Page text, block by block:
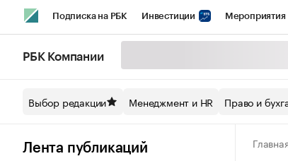
Подписка на РБК Инвестиции Мероприятия
Спецпроекты СПб Конференции СПб
Технологии и медиа Рынок наличной
РБК Компании
Выбор редакции Менеджмент и HR Право и
Лента публикаций Главная